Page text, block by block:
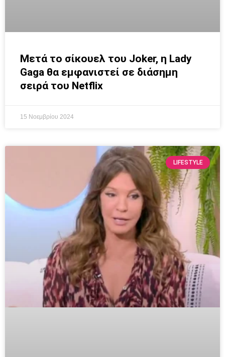
Μετά το σίκουελ του Joker, η Lady
Gaga θα εμφανιστεί σε διάσημη
σειρά του Netflix
15 Νοεμβρίου 2024
LIFESTYLE